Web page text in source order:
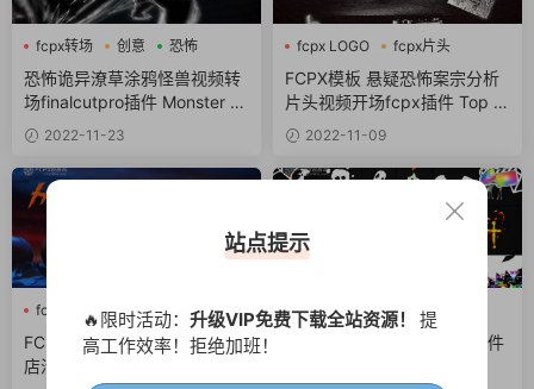
fcpx转场 创意 恐怖
恐怖诡异潦草涂鸦怪兽视频转
场finalcutpro插件 Monster P
unch2022-11-23
fcpx LOGO
fcpx片头
fcpx视频开场
FCPX模板 悬疑恐怖案宗分析
片头视频开场fcpx插件 Top S
ecret Confidential Intro
2022-11-09
fcpx LOGO
fcpx三维动画
fcpx标题
FCPX万圣节南瓜片头 酒吧夜
店活动宣传动画fcpx插件
fcpx MG动画
fcpx卡通
fcpx视频开场
万圣节动画元素合集fcpx插件
站点提示
🔥限时活动： 升级VIP免费下载全站资源！ 提
高工作效率！拒绝加班！